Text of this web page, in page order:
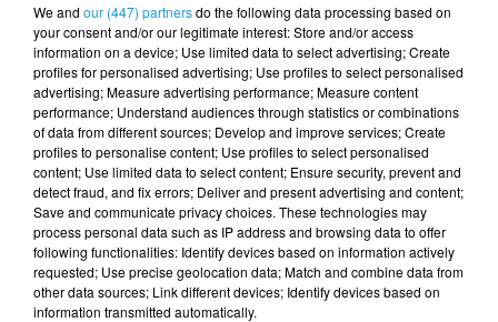
We and our (447) partnersdo the following data processing based on
your consent and/or our legitimate interest: Store and/or access
information on a device; Use limited data to select advertising; Create
profiles for personalised advertising; Use profiles to select personalised
advertising; Measure advertising performance; Measure content
performance; Understand audiences through statistics or combinations
of data from different sources; Develop and improve services; Create
profiles to personalise content; Use profiles to select personalised
content; Use limited data to select content; Ensure security, prevent and
detect fraud, and fix errors; Deliver and present advertising and content;
Save and communicate privacy choices. These technologies may
process personal data such as IP address and browsing data to offer
following functionalities: Identify devices based on information actively
requested; Use precise geolocation data; Match and combine data from
other data sources; Link different devices; Identify devices based on
information transmitted automatically.